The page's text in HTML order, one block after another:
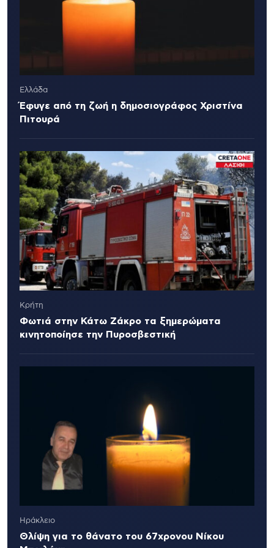
Ελλάδα
Έφυγε από τη ζωή η δημοσιογράφος Χριστίνα
Πιτουρά
Κρήτη
Φωτιά στην Κάτω Ζάκρο τα ξημερώματα
κινητοποίησε την Πυροσβεστική
Ηράκλειο
Θλίψη για το θάνατο του 67χρονου Νίκου